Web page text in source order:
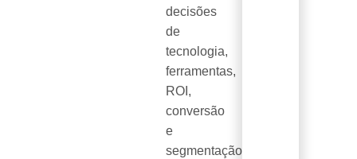
decisões
de
tecnologia,
ferramentas,
ROI,
conversão
e
segmentação